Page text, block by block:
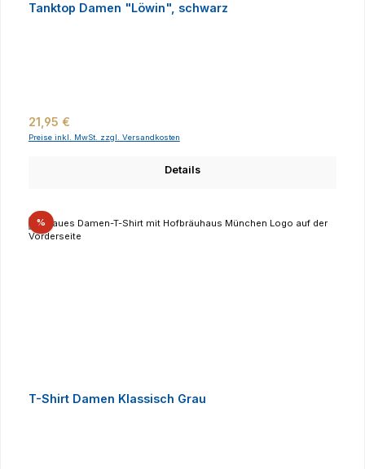
Tanktop Damen "Löwin", schwarz
Regulärer Preis:
21,95 €
Preise inkl. MwSt. zzgl. Versandkosten
Details
%Rabatt
T-Shirt Damen Klassisch Grau